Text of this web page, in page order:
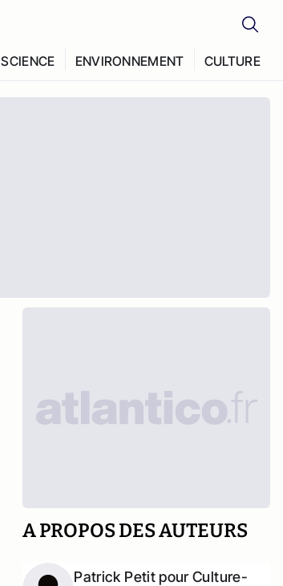
SCIENCE ENVIRONNEMENT CULTURE
A PROPOS DES AUTEURS
Patrick Petit pour Culture-